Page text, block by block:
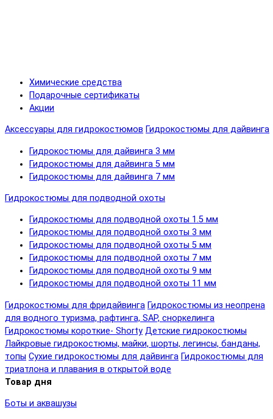
Химические средства
Подарочные сертификаты
Акции
Аксессуары для гидрокостюмов Гидрокостюмы для дайвинга
Гидрокостюмы для дайвинга 3 мм
Гидрокостюмы для дайвинга 5 мм
Гидрокостюмы для дайвинга 7 мм
Гидрокостюмы для подводной охоты
Гидрокостюмы для подводной охоты 1.5 мм
Гидрокостюмы для подводной охоты 3 мм
Гидрокостюмы для подводной охоты 5 мм
Гидрокостюмы для подводной охоты 7 мм
Гидрокостюмы для подводной охоты 9 мм
Гидрокостюмы для подводной охоты 11 мм
Гидрокостюмы для фридайвинга Гидрокостюмы из неопрена
для водного туризма, рафтинга, SAP, сноркелинга
Гидрокостюмы короткие- Shorty Детские гидрокостюмы
Лайкровые гидрокостюмы, майки, шорты, легинсы, банданы,
топы Сухие гидрокостюмы для дайвинга Гидрокостюмы для
триатлона и плавания в открытой воде
Товар дня
Боты и аквашузы